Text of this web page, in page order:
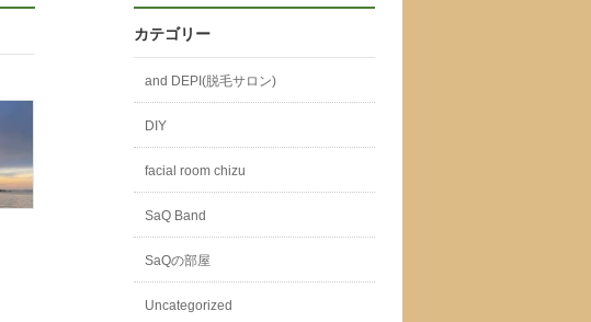
カテゴリー
and DEPI(脱毛サロン)
DIY
facial room chizu
SaQ Band
SaQの部屋
Uncategorized